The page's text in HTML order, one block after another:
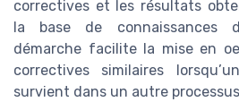
correctives et les résultats
la base de connaissances
démarche facilite la mise en
correctives similaires
survient dans un autre